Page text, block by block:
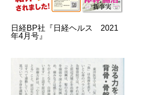
日経BP社『日経ヘルス 2021
年4月号』